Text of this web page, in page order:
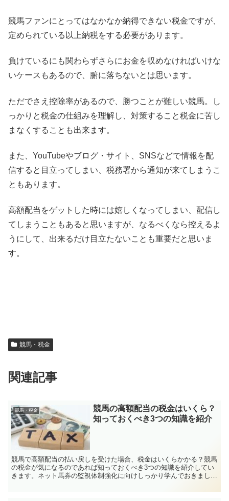
競馬ファンにとってはなかなか納得できない税金ですが、
定められている以上納税をする必要があります。
負けているにも関わらずさらにお金を収めなければいけな
いケースもあるので、腑に落ちないとは思います。
ただでさえ控除率があるので、勝つことが難しい競馬。し
っかりと税金の仕組みを理解し、対策すること税金に苦し
まなくすることも出来ます。
また、YouTubeやブログ・サイト、SNSなどで情報を配
信すると目立ってしまい、税務署から通知が来てしまうこ
ともあります。
高額配当をゲットした時には嬉しくなってしまい、配信し
てしまうこともあると思いますが、なるべくなら控えるよ
うにして、出来るだけ目立たないことも重要だと思いま
す。
競馬・税金
関連記事
競馬・税金
競馬の高額配当の税金はいくら？
知っておくべき3つの知識を紹介
競馬で高額配当の払い戻しを受けた場合、税金はいくらかかる？競馬
の税金が気になるのであれば知っておくべき3つの知識を紹介してい
きます。ネット馬券の監視体制強化に向けしっかり学んでおきましょ